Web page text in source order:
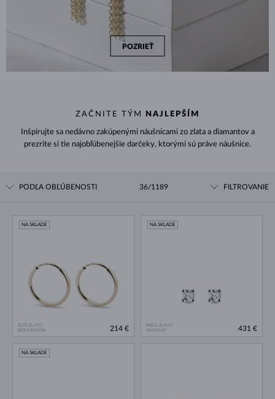
POZRIEŤ
ZAČNITE TÝM NAJLEPŠÍM
Inšpirujte sa nedávno zakúpenými náušnicami zo zlata a diamantov a
prezrite si tie najobľúbenejšie darčeky, ktorými sú práve náušnice.
PODĽA OBĽÚBENOSTI 36/1189 FILTROVANIE
ŽLTÉ ZLATO
BEZ KAMEŇA
NA SKLADE
214 €
BIELE ZLATO
DIAMANT
NA SKLADE
431 €
NA SKLADE